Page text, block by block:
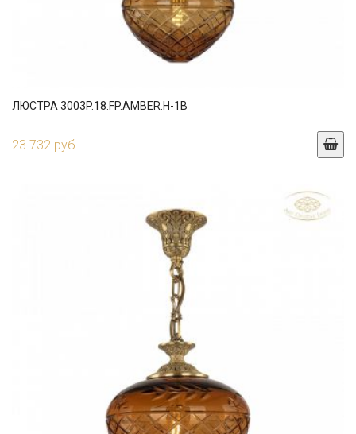
ЛЮСТРА 3003P.18.FP.AMBER.H-1B
23 732 руб.